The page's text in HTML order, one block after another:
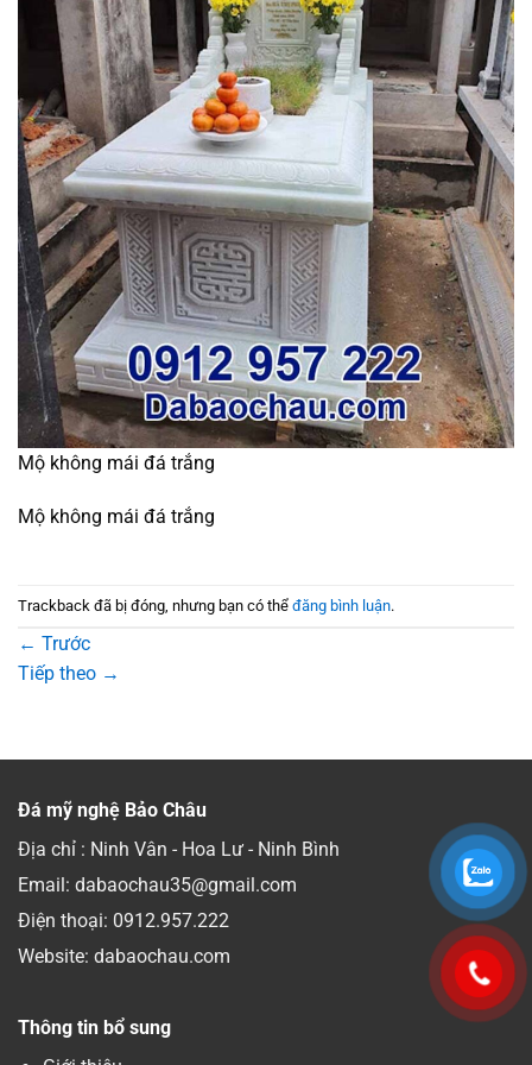
Mộ không mái đá trắng
Mộ không mái đá trắng
Trackback đã bị đóng, nhưng bạn có thể đăng bình luận.
← Trước
Tiếp theo →
Đá mỹ nghệ Bảo Châu
Địa chỉ : Ninh Vân - Hoa Lư - Ninh Bình
Email: dabaochau35@gmail.com
Điện thoại: 0912.957.222
Website: dabaochau.com
Thông tin bổ sung